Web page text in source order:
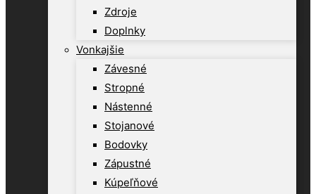
Zdroje
Doplnky
Vonkajšie
Závesné
Stropné
Nástenné
Stojanové
Bodovky
Zápustné
Kúpeľňové